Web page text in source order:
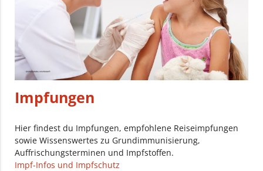
Impfungen
Hier findest du Impfungen, empfohlene Reiseimpfungen
sowie Wissenswertes zu Grundimmunisierung,
Auffrischungsterminen und Impfstoffen.
Impf-Infos und Impfschutz